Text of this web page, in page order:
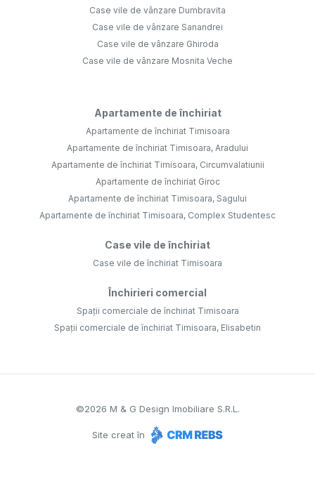
Case vile de vânzare Dumbravita
Case vile de vânzare Sanandrei
Case vile de vânzare Ghiroda
Case vile de vânzare Mosnita Veche
Apartamente de închiriat
Apartamente de închiriat Timisoara
Apartamente de închiriat Timisoara, Aradului
Apartamente de închiriat Timisoara, Circumvalatiunii
Apartamente de închiriat Giroc
Apartamente de închiriat Timisoara, Sagului
Apartamente de închiriat Timisoara, Complex Studentesc
Case vile de închiriat
Case vile de închiriat Timisoara
Închirieri comercial
Spații comerciale de închiriat Timisoara
Spații comerciale de închiriat Timisoara, Elisabetin
©2026 M & G Design Imobiliare S.R.L.
Site creat în